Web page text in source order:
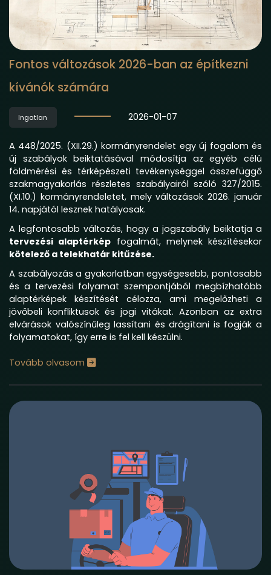
Fontos változások 2026-ban az építkezni
kívánók számára
Ingatlan 2026-01-07
A 448/2025. (XII.29.) kormányrendelet egy új fogalom és
új szabályok beiktatásával módosítja az egyéb célú
földmérési és térképészeti tevékenységgel összefüggő
szakmagyakorlás részletes szabályairól szóló 327/2015.
(XI.10.) kormányrendeletet, mely változások 2026. január
14. napjától lesznek hatályosak.
A legfontosabb változás, hogy a jogszabály beiktatja a
tervezési alaptérkép fogalmát, melynek készítésekor
kötelező a telekhatár kitűzése.
A szabályozás a gyakorlatban egységesebb, pontosabb
és a tervezési folyamat szempontjából megbízhatóbb
alaptérképek készítését célozza, ami megelőzheti a
jövőbeli konfliktusok és jogi vitákat. Azonban az extra
elvárások valószínűleg lassítani és drágítani is fogják a
folyamatokat, így erre is fel kell készülni.
Tovább olvasom